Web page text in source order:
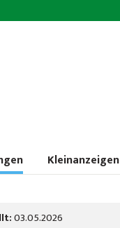
Kleinanzeigen
03.05.2026